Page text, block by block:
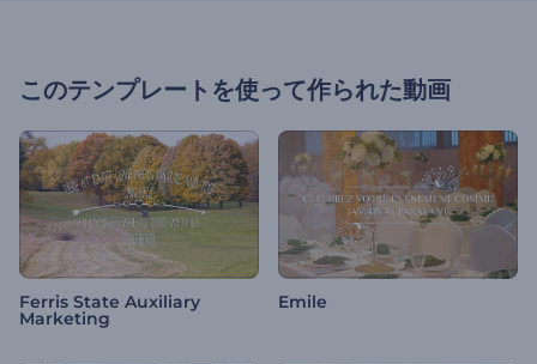
このテンプレートを使って作られた動画
Ferris State Auxiliary
Marketing
Emile